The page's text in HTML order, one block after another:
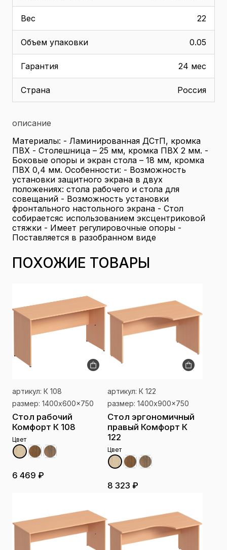
Вес 22
Объем упаковки 0.05
Гарантия 24 мес
Страна Россия
описание
Материалы: - Ламинированная ДСтП, кромка
ПВХ - Столешница – 25 мм, кромка ПВХ 2 мм. -
Боковые опоры и экран стола – 18 мм, кромка
ПВХ 0,4 мм. Особенности: - Возможность
установки защитного экрана в двух
положениях: стола рабочего и стола для
совещаний - Возможность установки
фронтального настольного экрана - Стол
собираетсяс использованием эксцентриковой
стяжки - Имеет регулировочные опоры -
Поставляется в разобранном виде
ПОХОЖИЕ ТОВАРЫ
артикул: К 108
размер: 1400x600x750
Стол рабочий
Комфорт К 108
Цвет
6 469 ₽
артикул: К 122
размер: 1400x900x750
Стол эргономичный
правый Комфорт К
122
Цвет
8 323 ₽